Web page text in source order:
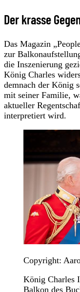
Der krasse
Das Magazin
zur
die Inszenierung
König Charles
demnach der König
mit seiner Familie,
aktueller
interpretiert wird.
Copyright:
König Charles
Balkon des